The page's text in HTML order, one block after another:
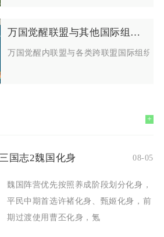
万国觉醒联盟与其他国际组织的关系如何
万国觉醒内联盟与各类跨联盟国际组织
+
国志2魏国化身 08-05
魏国阵营优先按照养成阶段划分化身，
平民中期首选许褚化身、甄姬化身，前
期过渡使用曹丕化身，氪